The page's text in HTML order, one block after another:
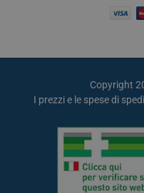
Copyright
I prezzi e le spese di